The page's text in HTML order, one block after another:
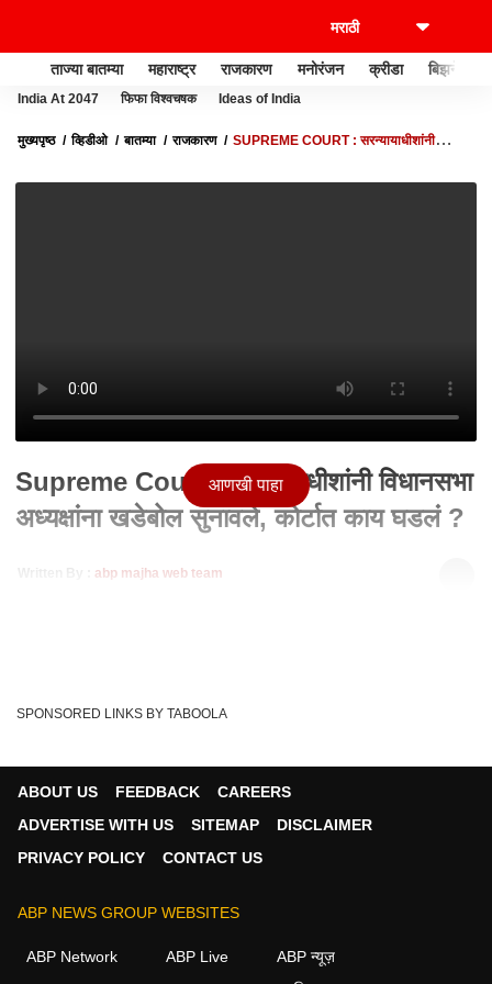
ताज्या बातम्या महाराष्ट्र राजकारण मनोरंजन क्रीडा बिझनेस
India At 2047 फिफा विश्वचषक Ideas of India
मुख्यपृष्ठ व्हिडीओ बातम्या राजकारण
SUPREME COURT : सरन्यायाधीशांनी
Supreme Court : सरन्यायाधीशांनी विधानसभा
अध्यक्षांना खडेबोल सुनावले, कोर्टात काय घडलं ?
abp majha web team
Tags : Chief Justice
Assembly Speaker
राजकारण व्हिडीओ
आणखी पाहा
SPONSORED LINKS BY TABOOLA
ABOUT US FEEDBACK
CAREERS
ADVERTISE WITH US
SITEMAP
DISCLAIMER
PRIVACY POLICY
CONTACT US
ABP NEWS GROUP WEBSITES
ABP Network ABP Live
ABP न्यूज़